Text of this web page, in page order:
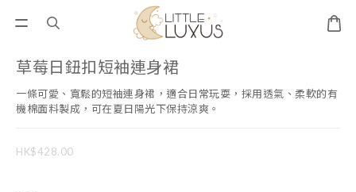
草莓日鈕扣短袖連身裙
一條可愛、寬鬆的短袖連身裙，適合日常玩耍，採用透氣、柔軟的有
機棉面料製成，可在夏日陽光下保持涼爽。
HK$428.00